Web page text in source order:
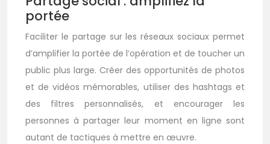
portée
Faciliter le partage sur les réseaux sociaux permet
d’amplifier la portée de l’opération et de toucher un
public plus large. Créer des opportunités de photos
et de vidéos mémorables, utiliser des hashtags et
des filtres personnalisés, et encourager les
personnes à partager leur moment en ligne sont
autant de tactiques à mettre en œuvre.